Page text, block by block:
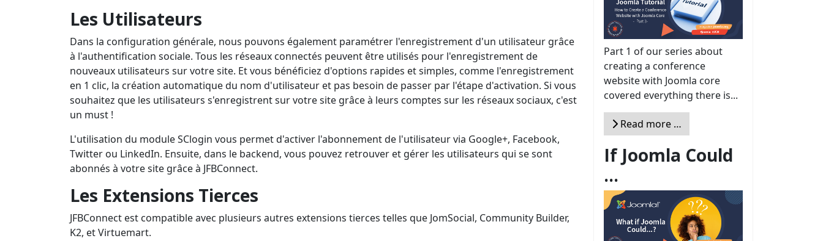
Les Utilisateurs
Dans la configuration générale, nous pouvons également paramétrer l'enregistrement d'un utilisateur grâce
à l'authentification sociale. Tous les réseaux connectés peuvent être utilisés pour l'enregistrement de
nouveaux utilisateurs sur votre site. Et vous bénéficiez d'options rapides et simples, comme l'enregistrement
en 1 clic, la création automatique du nom d'utilisateur et pas besoin de passer par l'étape d'activation. Si vous
souhaitez que les utilisateurs s'enregistrent sur votre site grâce à leurs comptes sur les réseaux sociaux, c'est
un must !
L'utilisation du module SClogin vous permet d'activer l'abonnement de l'utilisateur via Google+, Facebook,
Twitter ou LinkedIn. Ensuite, dans le backend, vous pouvez retrouver et gérer les utilisateurs qui se sont
abonnés à votre site grâce à JFBConnect.
Les Extensions Tierces
JFBConnect est compatible avec plusieurs autres extensions tierces telles que JomSocial, Community Builder,
K2, et Virtuemart.
Part 1 of our series about
creating a conference
website with Joomla core
covered everything there is...
Read more …
If Joomla Could
...